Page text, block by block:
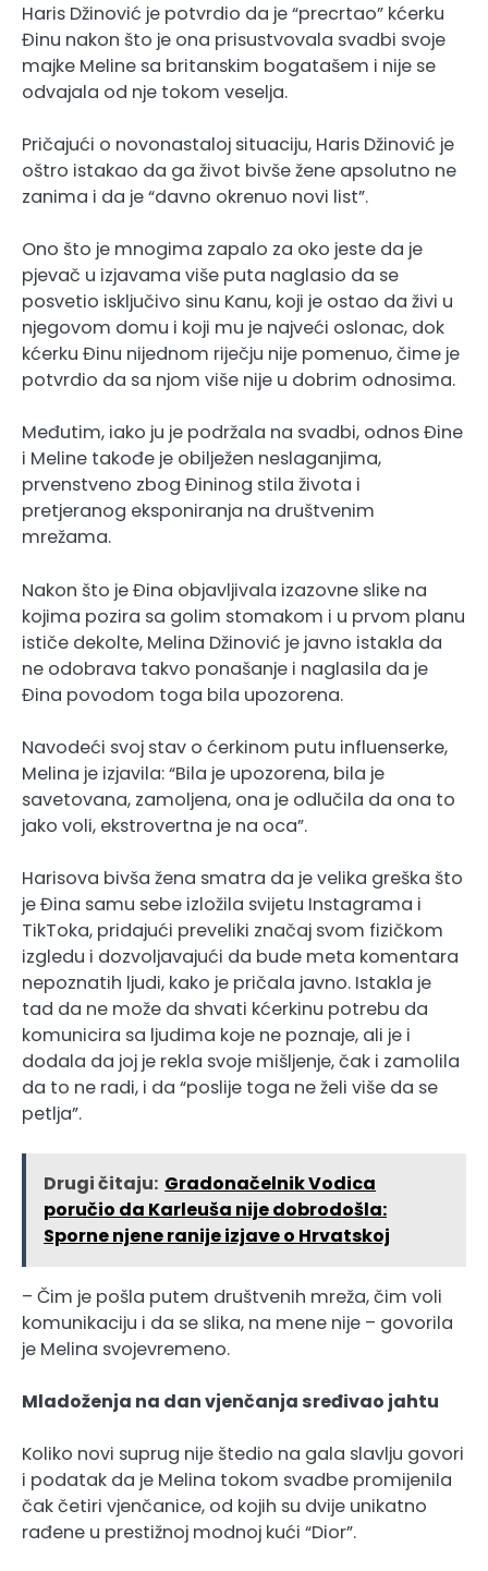
Haris Džinović je potvrdio da je “precrtao” kćerku
Đinu nakon što je ona prisustvovala svadbi svoje
majke Meline sa britanskim bogatašem i nije se
odvajala od nje tokom veselja.
Pričajući o novonastaloj situaciju, Haris Džinović je
oštro istakao da ga život bivše žene apsolutno ne
zanima i da je “davno okrenuo novi list”.
Ono što je mnogima zapalo za oko jeste da je
pjevač u izjavama više puta naglasio da se
posvetio isključivo sinu Kanu, koji je ostao da živi u
njegovom domu i koji mu je najveći oslonac, dok
kćerku Đinu nijednom riječju nije pomenuo, čime je
potvrdio da sa njom više nije u dobrim odnosima.
Međutim, iako ju je podržala na svadbi, odnos Đine
i Meline takođe je obilježen neslaganjima,
prvenstveno zbog Đininog stila života i
pretjeranog eksponiranja na društvenim
mrežama.
Nakon što je Đina objavljivala izazovne slike na
kojima pozira sa golim stomakom i u prvom planu
ističe dekolte, Melina Džinović je javno istakla da
ne odobrava takvo ponašanje i naglasila da je
Đina povodom toga bila upozorena.
Navodeći svoj stav o ćerkinom putu influenserke,
Melina je izjavila: “Bila je upozorena, bila je
savetovana, zamoljena, ona je odlučila da ona to
jako voli, ekstrovertna je na oca”.
Harisova bivša žena smatra da je velika greška što
je Đina samu sebe izložila svijetu Instagrama i
TikToka, pridajući preveliki značaj svom fizičkom
izgledu i dozvoljavajući da bude meta komentara
nepoznatih ljudi, kako je pričala javno. Istakla je
tad da ne može da shvati kćerkinu potrebu da
komunicira sa ljudima koje ne poznaje, ali je i
dodala da joj je rekla svoje mišljenje, čak i zamolila
da to ne radi, i da “poslije toga ne želi više da se
petlja”.
Drugi čitaju: Gradonačelnik Vodica
poručio da Karleuša nije dobrodošla:
Sporne njene ranije izjave o Hrvatskoj
– Čim je pošla putem društvenih mreža, čim voli
komunikaciju i da se slika, na mene nije – govorila
je Melina svojevremeno.
Mladoženja na dan vjenčanja sređivao jahtu
Koliko novi suprug nije štedio na gala slavlju govori
i podatak da je Melina tokom svadbe promijenila
čak četiri vjenčanice, od kojih su dvije unikatno
rađene u prestižnoj modnoj kući “Dior”.